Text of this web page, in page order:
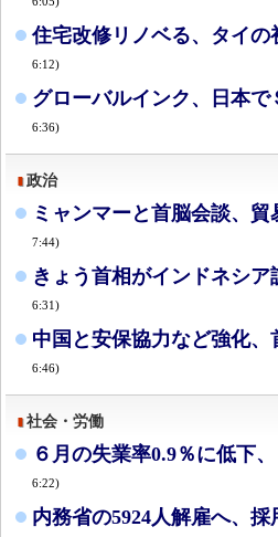
住宅改修リノベる、タイの
6:12)
グローバルインク、日本で
6:36)
政治
ミャンマーと首脳会談、
7:44)
きょう首相がインドネシア
6:31)
中国と安保協力など強化、
6:46)
社会・労働
６月の失業率0.9％に低下
6:22)
内務省の5924人解雇へ、